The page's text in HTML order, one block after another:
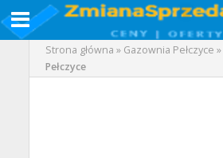
Strona główna » Gazownia Pełczyce »
Pełczyce